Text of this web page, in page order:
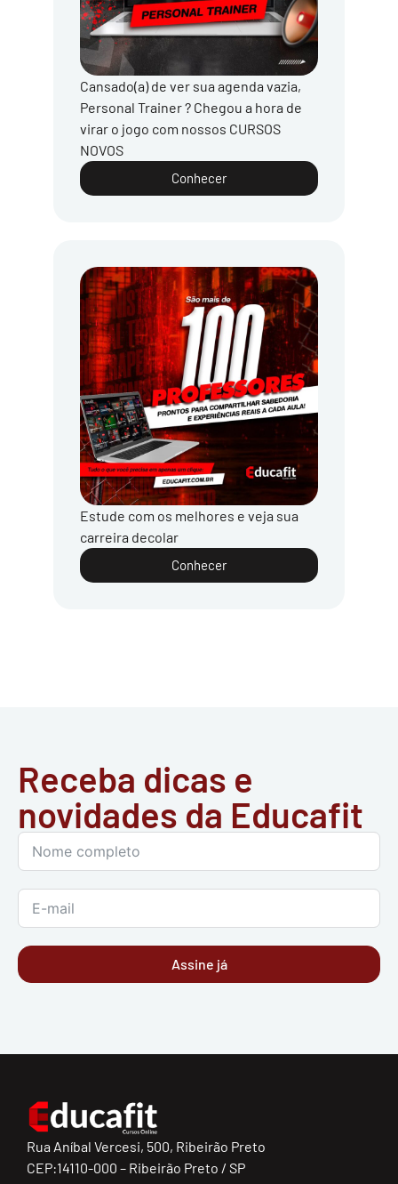
Cansado(a) de ver sua agenda vazia,
Personal Trainer ? Chegou a hora de
virar o jogo com nossos CURSOS
NOVOS
Conhecer
Estude com os melhores e veja sua
carreira decolar
Conhecer
Receba dicas e
novidades da Educafit
Assine já
Rua Aníbal Vercesi, 500, Ribeirão Preto
CEP:14110-000 – Ribeirão Preto / SP